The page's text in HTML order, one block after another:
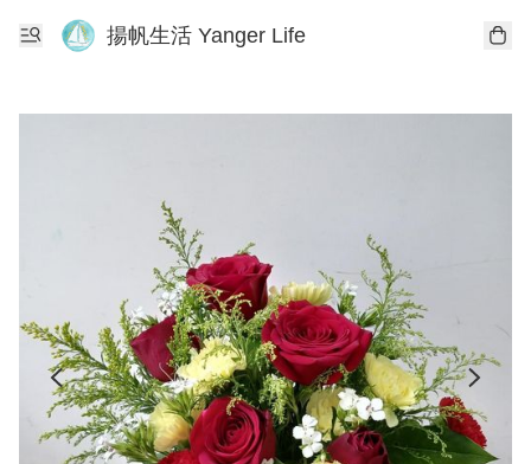
揚帆生活 Yanger Life